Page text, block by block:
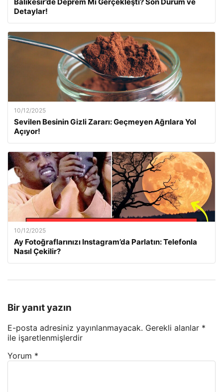
Detaylar!
10/12/2025
Sevilen Besinin Gizli Zararı: Geçmeyen Ağrılara Yol
Açıyor!
10/12/2025
Ay Fotoğraflarınızı Instagram’da Parlatın: Telefonla
Nasıl Çekilir?
Bir yanıt yazın
E-posta adresiniz yayınlanmayacak. Gerekli alanlar *
ile işaretlenmişlerdir
Yorum *